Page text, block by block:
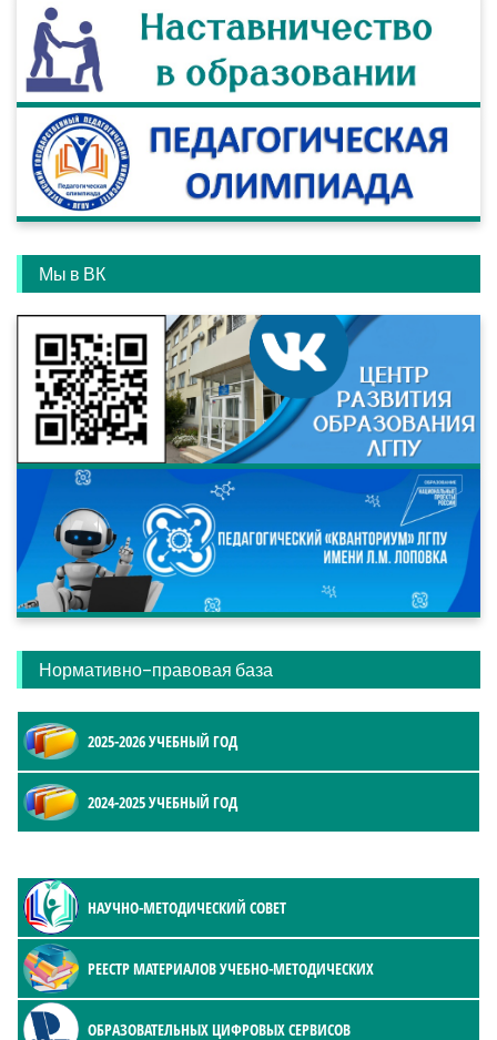
Мы в ВК
Нормативно-правовая база
2025-2026 УЧЕБНЫЙ ГОД
2024-2025 УЧЕБНЫЙ ГОД
НАУЧНО-МЕТОДИЧЕСКИЙ СОВЕТ
РЕЕСТР МАТЕРИАЛОВ УЧЕБНО-МЕТОДИЧЕСКИХ
ОБРАЗОВАТЕЛЬНЫХ ЦИФРОВЫХ СЕРВИСОВ